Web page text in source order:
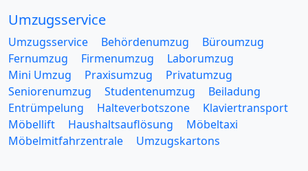
Umzugsservice
Umzugsservice Behördenumzug
Büroumzug
Fernumzug
Firmenumzug
Laborumzug
Mini Umzug
Praxisumzug
Privatumzug
Seniorenumzug
Studentenumzug
Beiladung
Entrümpelung
Halteverbotszone
Klaviertransport
Möbellift
Haushaltsauflösung
Möbeltaxi
Möbelmitfahrzentrale
Umzugskartons